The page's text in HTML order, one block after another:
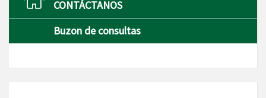
CONTÁCTANOS
Buzon de consultas